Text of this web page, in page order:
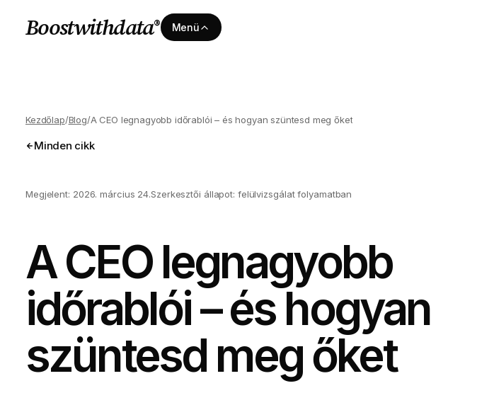
Boostwithdata® Menü
Kezdőlap/Blog/A CEO legnagyobb időrablói – és hogyan szüntesd meg őket
Minden cikk
Megjelent: 2026. március 24.Szerkesztői állapot: felülvizsgálat folyamatban
A CEO legnagyobb
időrablói – és hogyan
szüntesd meg őket